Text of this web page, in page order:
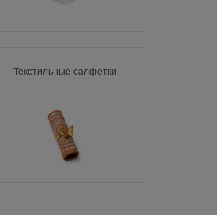
Текстильные салфетки